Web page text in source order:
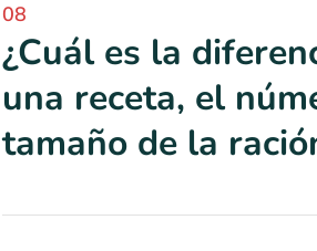
08
¿Cuál es la
una receta, el
tamaño de la